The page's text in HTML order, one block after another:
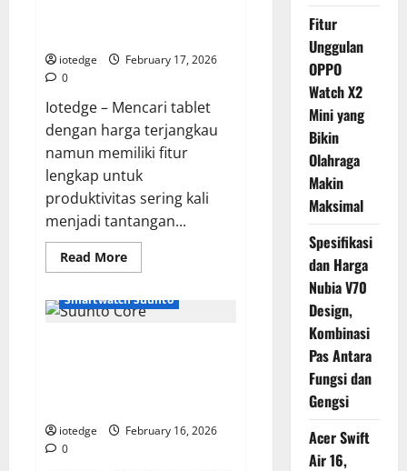
iotedge
February 17, 2026
0
Iotedge – Mencari tablet
dengan harga terjangkau
namun memiliki fitur
lengkap untuk
produktivitas sering kali
menjadi tantangan...
Read MoreRead
more
Advan
Tab
dan
Smartwatch Suunto
iotedge
February 16, 2026
0
Fitur
Unggulan
OPPO
Watch X2
Mini yang
Bikin
Olahraga
Makin
Maksimal
Spesifikasi
dan Harga
Nubia V70
Design,
Kombinasi
Pas Antara
Fungsi dan
Gengsi
Acer Swift
Air 16,